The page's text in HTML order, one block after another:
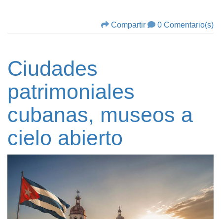
Compartir 0 Comentario(s)
Ciudades
patrimoniales
cubanas, museos a
cielo abierto